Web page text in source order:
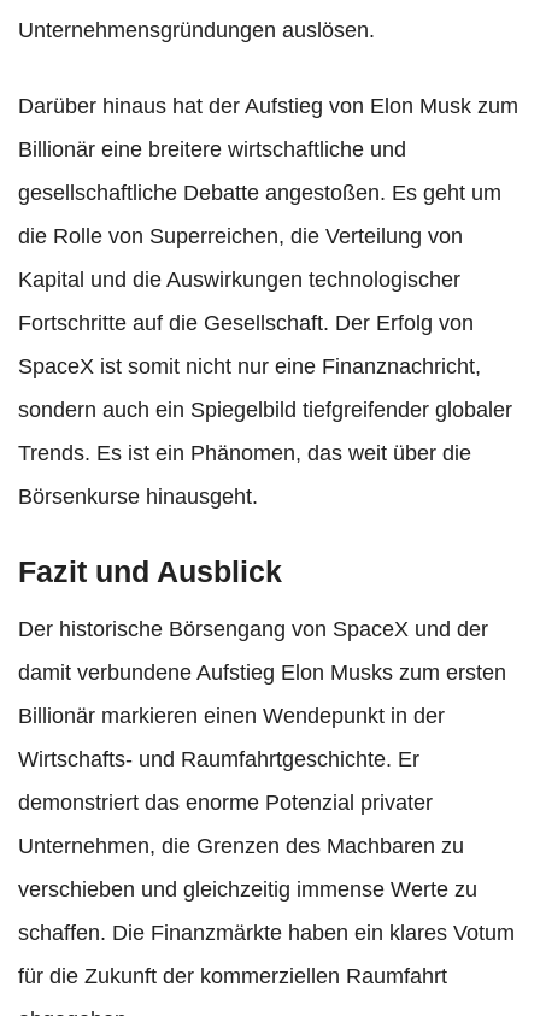
Unternehmensgründungen auslösen.
Darüber hinaus hat der Aufstieg von Elon Musk zum
Billionär eine breitere wirtschaftliche und
gesellschaftliche Debatte angestoßen. Es geht um
die Rolle von Superreichen, die Verteilung von
Kapital und die Auswirkungen technologischer
Fortschritte auf die Gesellschaft. Der Erfolg von
SpaceX ist somit nicht nur eine Finanznachricht,
sondern auch ein Spiegelbild tiefgreifender globaler
Trends. Es ist ein Phänomen, das weit über die
Börsenkurse hinausgeht.
Fazit und Ausblick
Der historische Börsengang von SpaceX und der
damit verbundene Aufstieg Elon Musks zum ersten
Billionär markieren einen Wendepunkt in der
Wirtschafts- und Raumfahrtgeschichte. Er
demonstriert das enorme Potenzial privater
Unternehmen, die Grenzen des Machbaren zu
verschieben und gleichzeitig immense Werte zu
schaffen. Die Finanzmärkte haben ein klares Votum
für die Zukunft der kommerziellen Raumfahrt